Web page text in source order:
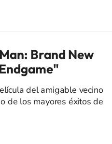
Brand New
del amigable vecino
de los mayores éxitos de